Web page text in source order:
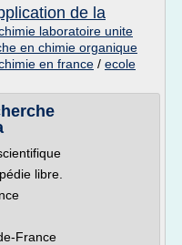
de la
laboratoire unite
en chimie organique
en france / ecole
libre.
France